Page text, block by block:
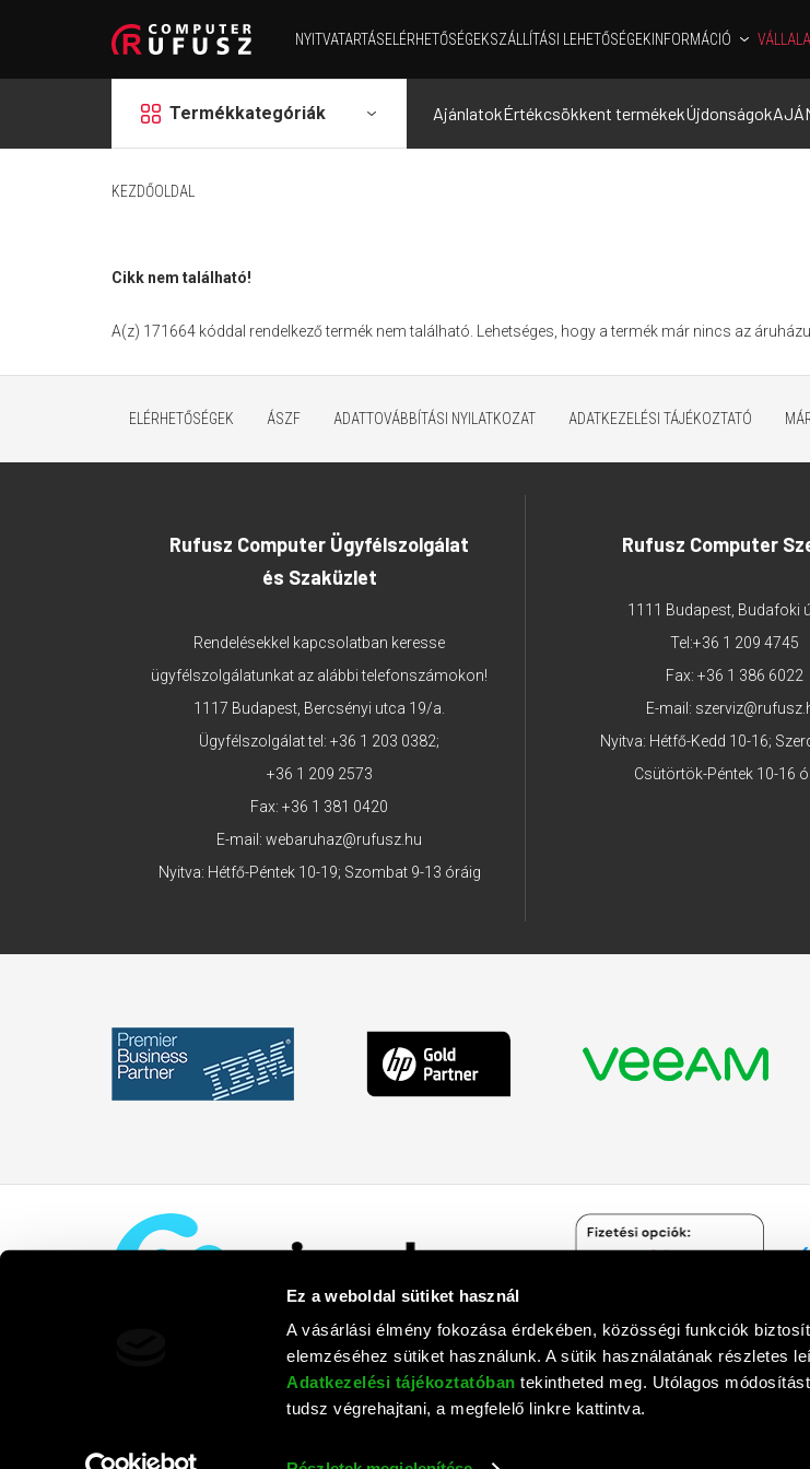
Ez a weboldal sütiket használ
A vásárlási élmény fokozása érdekében, közösségi funkciók
elemzéséhez sütiket használunk. A sütik használatának részletes
Adatkezelési tájékoztatóban tekintheted meg. Utólagos
tudsz végrehajtani, a megfelelő linkre kattintva.
NYITVATARTÁSELÉRHETŐSÉGEKSZÁLLÍTÁSI LEHETŐSÉGEKINFORMÁCIÓ
grid Termékkategóriák AjánlatokÉrtékcsökkent termékekÚjdonságok
KEZDŐOLDAL
Cikk nem található!
A(z) 171664 kóddal rendelkező termék nem található. Lehetséges, hogy a termék már nincs az
ELÉRHETŐSÉGEK ÁSZF ADATTOVÁBBÍTÁSI NYILATKOZAT ADATKEZELÉSI TÁJÉKOZTATÓ
Rufusz Computer Ügyfélszolgálat
és Szaküzlet
Rendelésekkel kapcsolatban keresse
ügyfélszolgálatunkat az alábbi telefonszámokon!
1117 Budapest, Bercsényi utca 19/a.
Ügyfélszolgálat tel:+36 1 203 0382;
+36 1 209 2573
Fax: +36 1 381 0420
E-mail:webaruhaz@rufusz.hu
Nyitva: Hétfő-Péntek 10-19; Szombat 9-13 óráig
Rufusz Computer
1111 Budapest, Budafoki
Tel:+36 1 209 4745
Fax: +36 1 386 6022
E-mail:
Nyitva: Hétfő-Kedd 10-16;
Csütörtök-Péntek 10-16
Rufusz Computer Informatika Zrt. © 1992 - 2018.